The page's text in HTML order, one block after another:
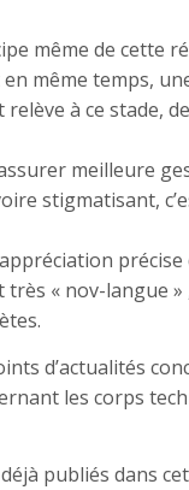
même de cette
même temps,
à ce stade,
meilleure
stigmatisant,
« nov-langue »
d’actualités
les corps
publiés dans